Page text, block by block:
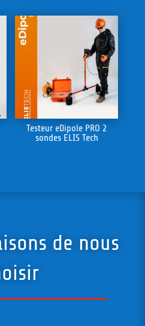
Testeur eDipole PRO 2
sondes ELIS Tech
de nous